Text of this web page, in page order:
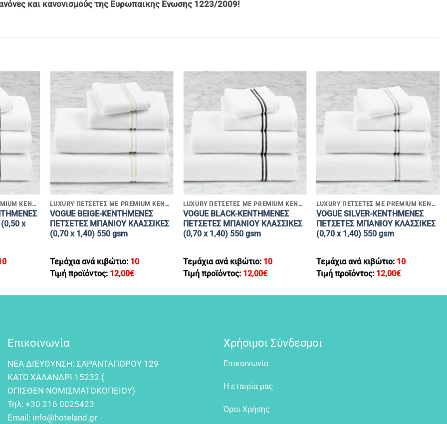
και κανονισμούς της Ευρωπαικης Ενωσης 1223/2009!
LUXURY ΠΕΤΣΕΤΕΣ ΜΕ PREMIUM ΚΕΝΤΗΜΑΤΑ
x
+
LUXURY ΠΕΤΣΕΤΕΣ ΜΕ PREMIUM ΚΕΝΤΗΜΑΤΑ
VOGUE BEIGE-KENTHMENEΣ
ΠΕΤΣΕΤΕΣ MΠΑΝΙΟΥ ΚΛΑΣΣΙΚΕΣ
(0,70 x 1,40) 550 gsm
Τεμάχια ανά κιβώτιο: 10
Τιμή προϊόντος: 12,00€
+
LUXURY ΠΕΤΣΕΤΕΣ ΜΕ PREMIUM ΚΕΝΤΗΜΑΤΑ
VOGUE BLACK-KENTHMENEΣ
ΠΕΤΣΕΤΕΣ MΠΑΝΙΟΥ ΚΛΑΣΣΙΚΕΣ
(0,70 x 1,40) 550 gsm
Τεμάχια ανά κιβώτιο: 10
Τιμή προϊόντος: 12,00€
+
LUXURY ΠΕΤΣΕΤΕΣ ΜΕ PREMIUM ΚΕΝΤΗΜΑΤΑ
VOGUE SILVER-KENTHMENEΣ
ΠΕΤΣΕΤΕΣ MΠΑΝΙΟΥ ΚΛΑΣΣΙΚΕΣ
(0,70 x 1,40) 550 gsm
Τεμάχια ανά κιβώτιο: 10
Τιμή προϊόντος: 12,00€
Επικοινωνία
NEA ΔIEYΘYNΣH: ΣAPANTAΠOPOY 129
KATΩ XAΛANΔPI 15232 (
OΠIΣΘEN NOMIΣMATOKOΠEIOY)
Τηλ: +30 216 0025423
Email: info@hoteland.gr
Χρήσιμοι Σύνδεσμοι
Επικοινωνία
Η εταιρία μας
Όροι Χρήσης